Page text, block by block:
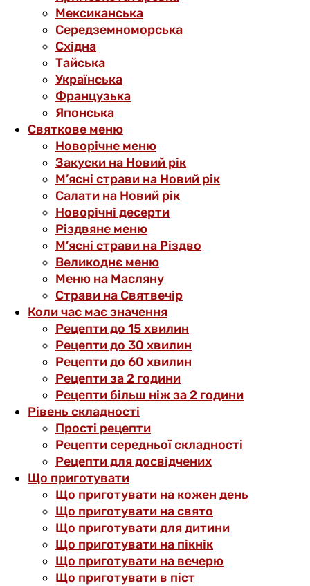
Мексиканська
Середземноморська
Східна
Тайська
Українська
Французька
Японська
Святкове меню
Новорічне меню
Закуски на Новий рік
М’ясні страви на Новий рік
Салати на Новий рік
Новорічні десерти
Різдвяне меню
М’ясні страви на Різдво
Великоднє меню
Меню на Масляну
Страви на Святвечір
Коли час має значення
Рецепти до 15 хвилин
Рецепти до 30 хвилин
Рецепти до 60 хвилин
Рецепти за 2 години
Рецепти більш ніж за 2 години
Рівень складності
Прості рецепти
Рецепти середньої складності
Рецепти для досвідчених
Що приготувати
Що приготувати на кожен день
Що приготувати на свято
Що приготувати для дитини
Що приготувати на пікнік
Що приготувати на вечерю
Що приготувати в піст